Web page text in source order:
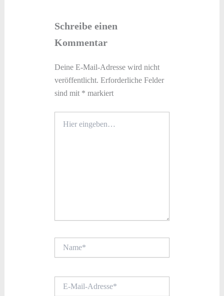
Schreibe einen
Kommentar
Deine E-Mail-Adresse wird nicht
veröffentlicht. Erforderliche Felder
sind mit * markiert
eingeben…
Mail-